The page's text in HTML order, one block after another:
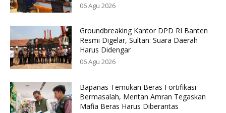
06 Agu 2026
Groundbreaking Kantor DPD RI Banten
Resmi Digelar, Sultan: Suara Daerah
Harus Didengar
06 Agu 2026
Bapanas Temukan Beras Fortifikasi
Bermasalah, Mentan Amran Tegaskan
Mafia Beras Harus Diberantas